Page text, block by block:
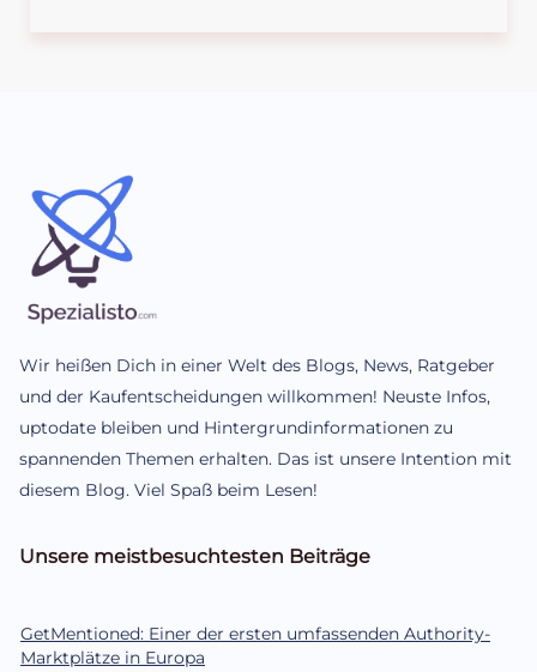
Wir heißen Dich in einer Welt des Blogs, News, Ratgeber
und der Kaufentscheidungen willkommen! Neuste Infos,
uptodate bleiben und Hintergrundinformationen zu
spannenden Themen erhalten. Das ist unsere Intention mit
diesem Blog. Viel Spaß beim Lesen!
Unsere meistbesuchtesten Beiträge
GetMentioned: Einer der ersten umfassenden Authority-
Marktplätze in Europa